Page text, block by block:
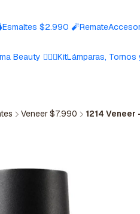
Esmaltes $2.990 🧨Remate
Beauty 🧘🏼‍♀️KitLámparas, Tornos
Veneer $7.990 1214 Veneer